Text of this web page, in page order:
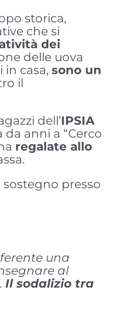
storica,
che si
dei
delle uova
in casa, sono un
il
dell’IPSIA
da anni a “Cerco
regalate allo
presso
una
al
Il sodalizio tra